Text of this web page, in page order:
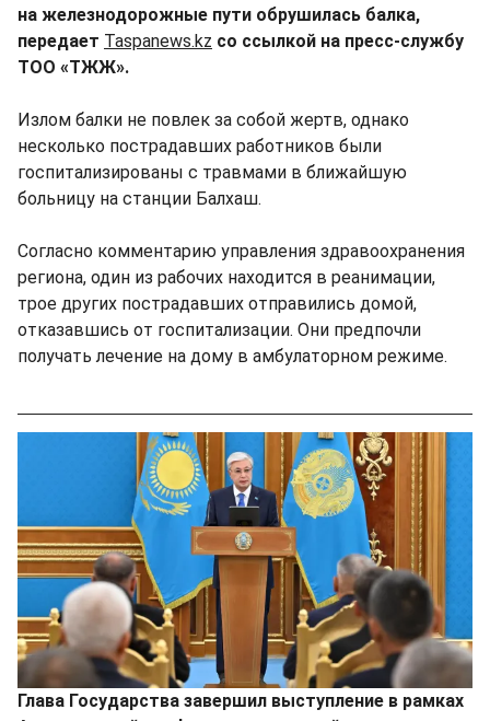
на железнодорожные пути обрушилась балка,
передает Taspanews.kz со ссылкой на пресс-службу
ТОО «ТЖЖ».
Излом балки не повлек за собой жертв, однако
несколько пострадавших работников были
госпитализированы с травмами в ближайшую
больницу на станции Балхаш.
Согласно комментарию управления здравоохранения
региона, один из рабочих находится в реанимации,
трое других пострадавших отправились домой,
отказавшись от госпитализации. Они предпочли
получать лечение на дому в амбулаторном режиме.
Глава Государства завершил выступление в рамках